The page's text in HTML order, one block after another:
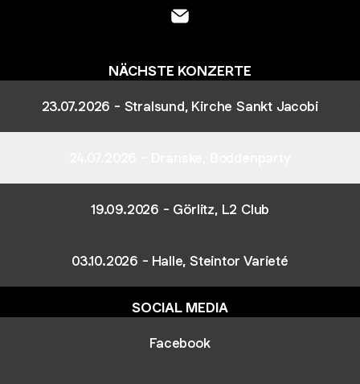
NÄCHSTE KONZERTE
23.07.2026 - Stralsund, Kirche Sankt Jacobi
19.09.2026 - Görlitz, L2 Club
03.10.2026 - Halle, Steintor Varieté
SOCIAL MEDIA
Facebook